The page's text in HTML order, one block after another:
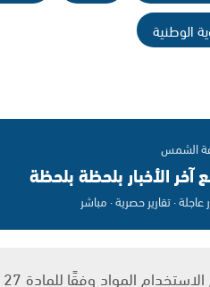
الوطنية
الشمس
آخر الأخبار بلحظة بلحظة
عاجلة · تقارير حصرية · مباشر